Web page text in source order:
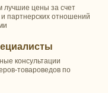
лучшие цены за счет
и партнерских отношений
консультации
товароведов по